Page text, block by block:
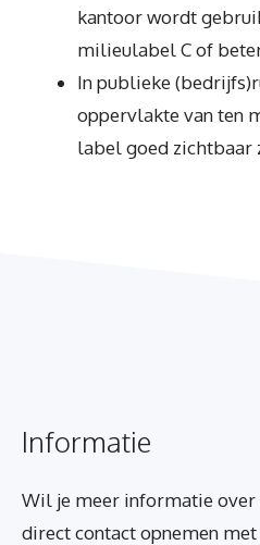
kantoor wordt
milieulabel C of
In publieke
oppervlakte van ten
label goed zichtbaar
Informatie
Wil je meer informatie
direct contact opnemen